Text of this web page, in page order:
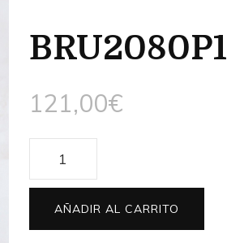
BRU2080P1
121,00€
BRU2080P1
cantidad
AÑADIR AL CARRITO